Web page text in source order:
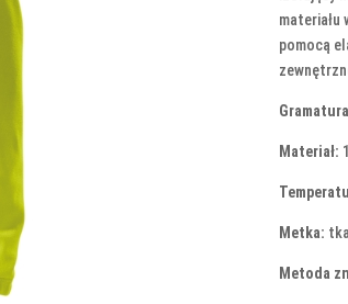
materiału
pomocą
Materiał:
Metka:
Metoda